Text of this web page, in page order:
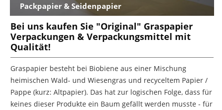
Packpapier & Seidenpapier
Bei uns kaufen Sie "Original" Graspapier
Verpackungen & Verpackungsmittel mit
Qualität!
Graspapier besteht bei Biobiene aus einer Mischung
heimischen Wald- und Wiesengras und recyceltem Papier /
Pappe (kurz: Altpapier). Das hat zur logischen Folge, dass für
keines dieser Produkte ein Baum gefällt werden musste - für